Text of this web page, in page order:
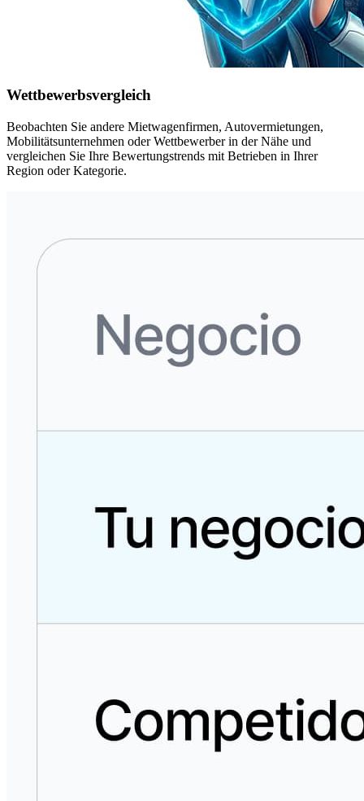
Wettbewerbsvergleich
Beobachten Sie andere Mietwagenfirmen, Autovermietungen,
Mobilitätsunternehmen oder Wettbewerber in der Nähe und
vergleichen Sie Ihre Bewertungstrends mit Betrieben in Ihrer
Region oder Kategorie.